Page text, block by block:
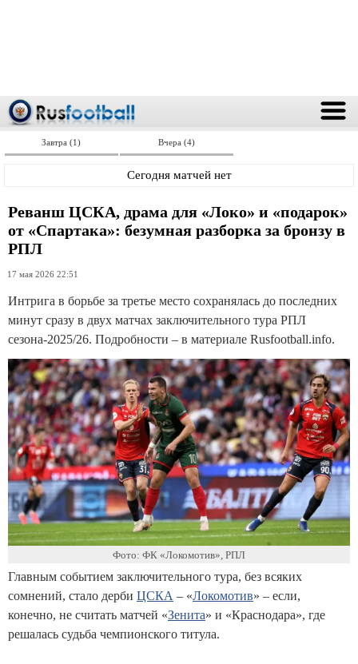
Завтра (1) Вчера (4)
Сегодня матчей нет
Реванш ЦСКА, драма для «Локо» и «подарок»
от «Спартака»: безумная разборка за бронзу в
РПЛ
17 мая 2026 22:51
Интрига в борьбе за третье место сохранялась до последних
минут сразу в двух матчах заключительного тура РПЛ
сезона-2025/26. Подробности – в материале Rusfootball.info.
Фото: ФК «Локомотив», РПЛ
Главным событием заключительного тура, без всяких
сомнений, стало дерби ЦСКА – «Локомотив» – если,
конечно, не считать матчей «Зенита» и «Краснодара», где
решалась судьба чемпионского титула.